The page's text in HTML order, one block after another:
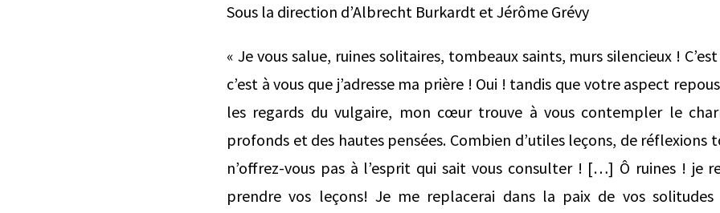
Sous la direction d’Albrecht Burkardt et Jérôme Grévy
« Je vous salue, ruines solitaires, tombeaux saints, murs silencieux !
c’est à vous que j’adresse ma prière ! Oui ! tandis que votre aspect
les regards du vulgaire, mon cœur trouve à vous contempler le
profonds et des hautes pensées. Combien d’utiles leçons, de réflexions
n’offrez-vous pas à l’esprit qui sait vous consulter ! […] Ô ruines ! je
prendre vos leçons! Je me replacerai dans la paix de vos